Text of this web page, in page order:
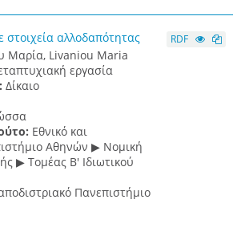
στοιχεία αλλοδαπότητας
Μαρία, Livaniou Maria
εργασία
Δίκαιο
Εθνικό και
Αθηνών ▶ Νομική
▶ Τομέας Β' Ιδιωτικού
Πανεπιστήμιο
RDF